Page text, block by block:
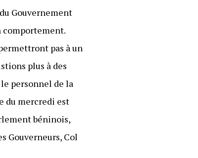
Gouvernement
comportement.
pas à un
plus à des
personnel de la
du mercredi est
béninois,
Gouverneurs, Col